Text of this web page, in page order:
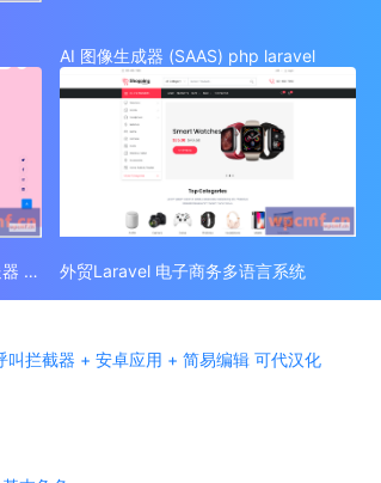
AI 图像生成器 (SAAS) php laravel
外贸 Whatsapp 服务器和批量发送器 (SAAS) 外贸Laravel 电子商务多语言系统
叫拦截器 + 安卓应用 + 简易编辑 可代汉化